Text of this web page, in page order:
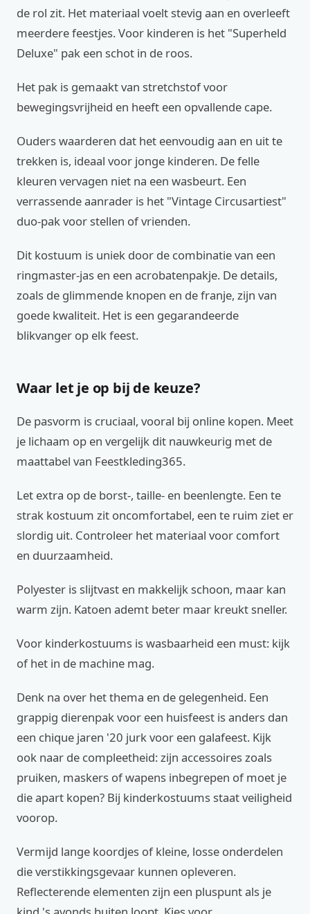
de rol zit. Het materiaal voelt stevig aan en overleeft
meerdere feestjes. Voor kinderen is het "Superheld
Deluxe" pak een schot in de roos.
Het pak is gemaakt van stretchstof voor
bewegingsvrijheid en heeft een opvallende cape.
Ouders waarderen dat het eenvoudig aan en uit te
trekken is, ideaal voor jonge kinderen. De felle
kleuren vervagen niet na een wasbeurt. Een
verrassende aanrader is het "Vintage Circusartiest"
duo-pak voor stellen of vrienden.
Dit kostuum is uniek door de combinatie van een
ringmaster-jas en een acrobatenpakje. De details,
zoals de glimmende knopen en de franje, zijn van
goede kwaliteit. Het is een gegarandeerde
blikvanger op elk feest.
Waar let je op bij de keuze?
De pasvorm is cruciaal, vooral bij online kopen. Meet
je lichaam op en vergelijk dit nauwkeurig met de
maattabel van Feestkleding365.
Let extra op de borst-, taille- en beenlengte. Een te
strak kostuum zit oncomfortabel, een te ruim ziet er
slordig uit. Controleer het materiaal voor comfort
en duurzaamheid.
Polyester is slijtvast en makkelijk schoon, maar kan
warm zijn. Katoen ademt beter maar kreukt sneller.
Voor kinderkostuums is wasbaarheid een must: kijk
of het in de machine mag.
Denk na over het thema en de gelegenheid. Een
grappig dierenpak voor een huisfeest is anders dan
een chique jaren '20 jurk voor een galafeest. Kijk
ook naar de compleetheid: zijn accessoires zoals
pruiken, maskers of wapens inbegrepen of moet je
die apart kopen? Bij kinderkostuums staat veiligheid
voorop.
Vermijd lange koordjes of kleine, losse onderdelen
die verstikkingsgevaar kunnen opleveren.
Reflecterende elementen zijn een pluspunt als je